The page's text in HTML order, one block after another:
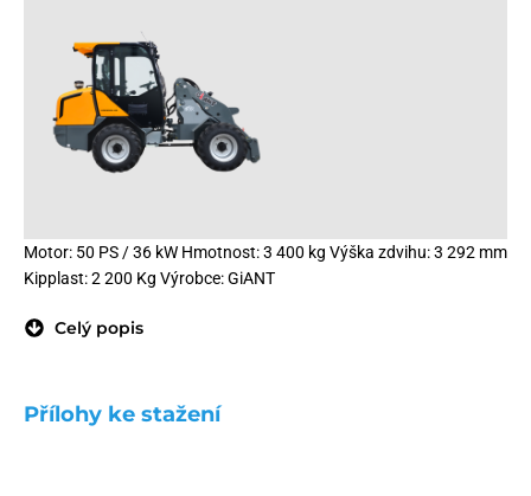
Motor: 50 PS / 36 kW Hmotnost: 3 400 kg Výška zdvihu: 3 292 mm
Kipplast: 2 200 Kg Výrobce: GiANT
Celý popis
Přílohy ke stažení